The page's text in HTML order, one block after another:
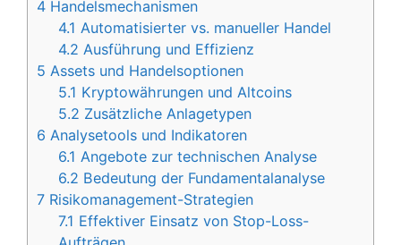
4 Handelsmechanismen
4.1 Automatisierter vs. manueller Handel
4.2 Ausführung und Effizienz
5 Assets und Handelsoptionen
5.1 Kryptowährungen und Altcoins
5.2 Zusätzliche Anlagetypen
6 Analysetools und Indikatoren
6.1 Angebote zur technischen Analyse
6.2 Bedeutung der Fundamentalanalyse
7 Risikomanagement-Strategien
7.1 Effektiver Einsatz von Stop-Loss-